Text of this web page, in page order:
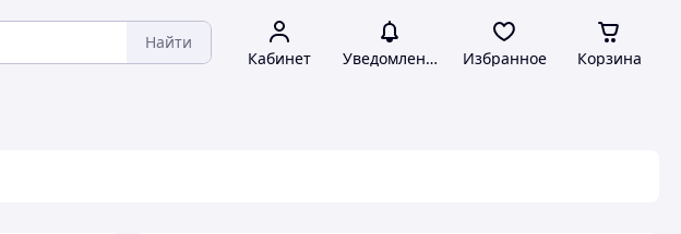
Найти
Кабинет Уведомления Избранное Корзина